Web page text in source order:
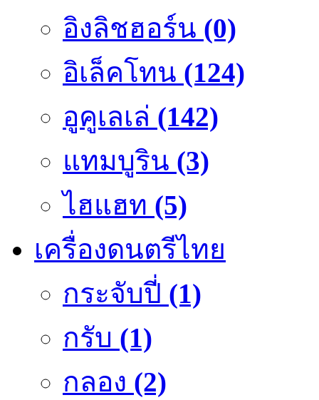
อิงลิชฮอร์น (0)
อิเล็คโทน (124)
อูคูเลเล่ (142)
แทมบูริน (3)
ไฮแฮท (5)
เครื่องดนตรีไทย
กระจับปี่ (1)
กรับ (1)
กลอง (2)